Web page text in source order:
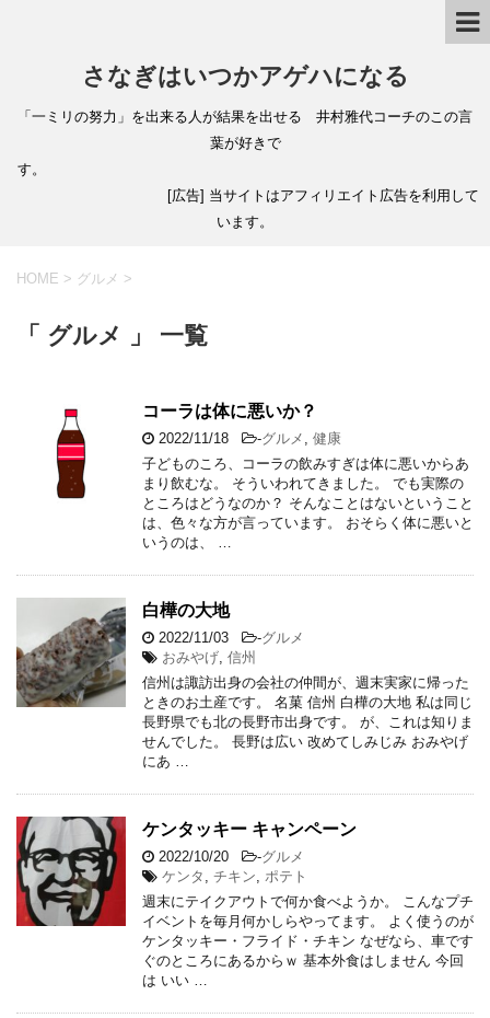
さなぎはいつかアゲハになる
「一ミリの努力」を出来る人が結果を出せる 井村雅代コーチのこの言
葉が好きで
す。
[広告] 当サイトはアフィリエイト広告を利用して
います。
HOME > グルメ >
「 グルメ 」 一覧
コーラは体に悪いか？
2022/11/18 -グルメ
健康
子どものころ、コーラの飲みすぎは体に悪いからあ
まり飲むな。 そういわれてきました。 でも実際の
ところはどうなのか？ そんなことはないということ
は、色々な方が言っています。 おそらく体に悪いと
いうのは、 …
白樺の大地
2022/11/03 -グルメ
おみやげ 信州
信州は諏訪出身の会社の仲間が、週末実家に帰った
ときのお土産です。 名菓 信州 白樺の大地 私は同じ
長野県でも北の長野市出身です。 が、これは知りま
せんでした。 長野は広い 改めてしみじみ おみやげ
にあ …
ケンタッキー キャンペーン
2022/10/20 -グルメ
ケンタ
チキン
ポテト
週末にテイクアウトで何か食べようか。 こんなプチ
イベントを毎月何かしらやってます。 よく使うのが
ケンタッキー・フライド・チキン なぜなら、車です
ぐのところにあるからｗ 基本外食はしません 今回
は いい …